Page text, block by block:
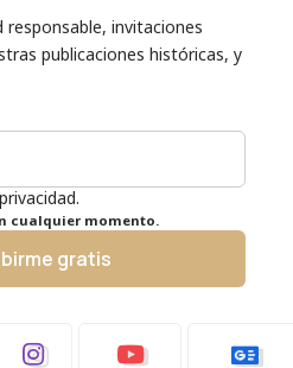
responsable, invitaciones
publicaciones históricas, y
cualquier momento.
gratis